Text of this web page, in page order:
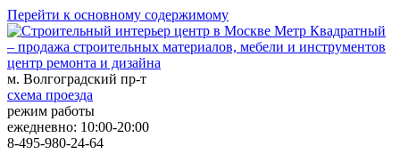
Перейти к основному содержимому
центр ремонта и дизайна
м. Волгоградский пр-т
схема проезда
режим работы
ежедневно: 10:00-20:00
8-495-980-24-64